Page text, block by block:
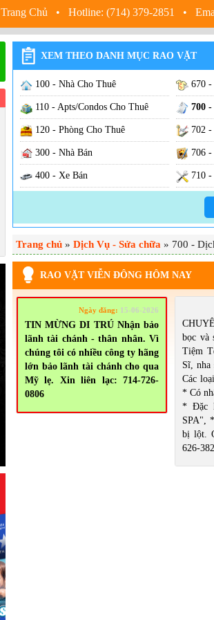
Trang Chủ • Hotline: (714) 379-2851 •
XEM THEO DANH MỤC RAO VẶT
100 - Nhà Cho Thuê
110 - Apts/Condos Cho Thuê
120 - Phòng Cho Thuê
300 - Nhà Bán
400 - Xe Bán
600 - Việc Làm
630 - Việc Nhà
640 - Việc Hãng Xưởng
650 - Việc Hair / Nail
660 - Việc Văn Phòng
665 - Việc Chợ / Nhà Hàng
670 -
700
702
706
710
720
740 -
742 -
746 -
747
750 -
Trang chủ » Dịch Vụ - Sửa chữa » 700 -
RAO VẶT VIỄN ĐÔNG HÔM NAY
Ngày đăng: 15-06-2026
TIN MỪNG DI TRÚ Nhận bảo
lãnh tài chánh - thân nhân. Vì
chúng tôi có nhiều công ty hãng
lớn bảo lãnh tài chánh cho qua
Mỹ lẹ. Xin liên lạc: 714-726-
0806
bọc và
Tiệm
Sĩ, nha
Các
* Có
* Đặc
SPA",
bị lột.
626-